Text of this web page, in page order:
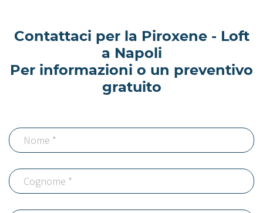
Contattaci per la Piroxene - Loft
a Napoli
Per informazioni o un preventivo
gratuito